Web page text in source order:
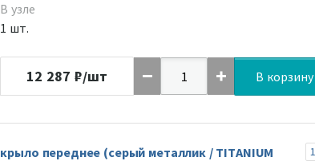
В узле
1 шт.
12 287 ₽/шт В корзину
крыло переднее (серый металлик / TITANIUM